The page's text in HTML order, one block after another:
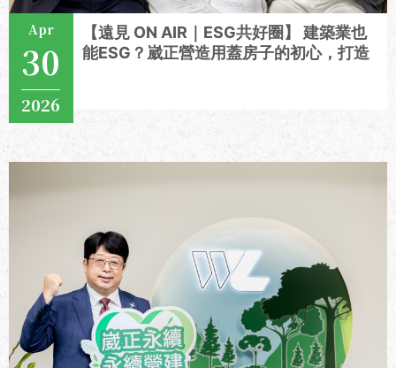
Apr
30
2026
【遠見 ON AIR｜ESG共好圈】 建築業也
能ESG？崴正營造用蓋房子的初心，打造